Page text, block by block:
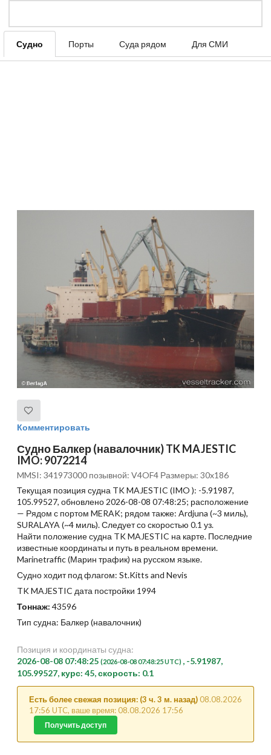
Судно Порты Суда рядом Для СМИ
Комментировать
Судно Балкер (навалочник) TK MAJESTIC
IMO: 9072214
MMSI: 341973000 позывной: V4OF4 Размеры: 30x186
Текущая позиция судна TK MAJESTIC (IMO ): -5.91987,
105.99527, обновлено 2026-08-08 07:48:25; расположение
— Рядом с портом MERAK; рядом также: Ardjuna (~3 миль),
SURALAYA (~4 миль). Следует со скоростью 0.1 уз.
Найти положение судна TK MAJESTIC на карте. Последние
известные координаты и путь в реальном времени.
Marinetraffic (Марин трафик) на русском языке.
Судно ходит под флагом: St.Kitts and Nevis
TK MAJESTIC дата постройки 1994
Тоннаж: 43596
Тип судна: Балкер (навалочник)
Позиция и координаты судна:
2026-08-08 07:48:25 (2026-08-08 07:48:25 UTC) , -5.91987,
105.99527, курс: 45, скорость: 0.1
Есть более свежая позиция: (3 ч. 3 м. назад) 08.08.2026
17:56 UTC, ваше время: 08.08.2026 17:56
Получить доступ